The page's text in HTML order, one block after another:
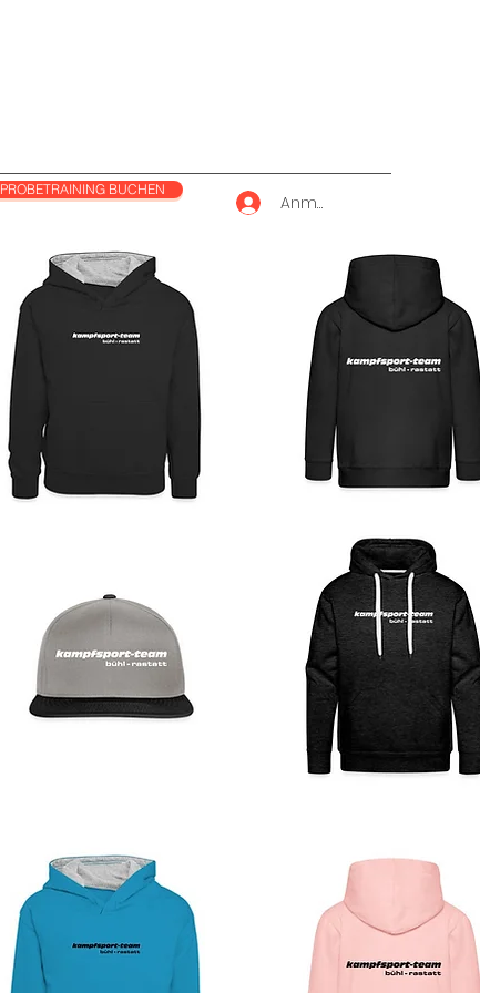
PROBETRAINING BUCHEN
Anmelden